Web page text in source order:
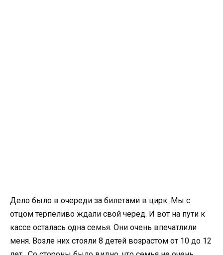
Дело было в очереди за билетами в цирк. Мы с
отцом терпеливо ждали свой черед. И вот на пути к
кассе осталась одна семья. Они очень впечатлили
меня. Возле них стояли 8 детей возрастом от 10 до 12